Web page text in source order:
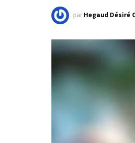
par Hegaud Désiré